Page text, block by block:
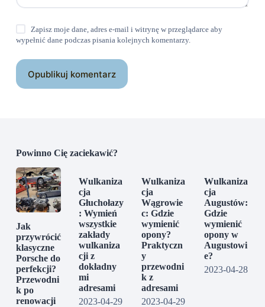
Zapisz moje dane, adres e-mail i witrynę w przeglądarce aby
wypełnić dane podczas pisania kolejnych komentarzy.
Opublikuj komentarz
Powinno Cię zaciekawić?
Jak
przywrócić
klasyczne
Porsche do
perfekcji?
Przewodni
k po
renowacji
Wulkaniza
cja
Głuchołazy
: Wymień
wszystkie
zakłady
wulkaniza
cji z
dokładny
mi
adresami
2023-04-29
Wulkaniza
cja
Wągrowie
c: Gdzie
wymienić
opony?
Praktyczn
y
przewodni
k z
adresami
2023-04-29
Wulkaniza
cja
Augustów:
Gdzie
wymienić
opony w
Augustowi
e?
2023-04-28